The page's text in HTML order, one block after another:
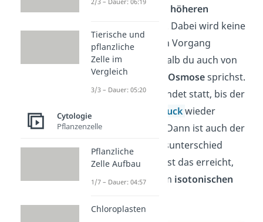
geringeren zur höheren
. Dabei wird keine
Energie für den Vorgang
benötigt, weshalb du auch von
einerpassiven Osmosesprichst.
Der Vorgang findet statt, bis der
osmotische Druckwieder
hergestellt ist. Dann ist auch der
Konzentrationsunterschied
ausgeglichen. Ist das erreicht,
sprichst du vom isotonischen
Tierische und
pflanzliche
Zelle im
Vergleich
3/3 – Dauer: 05:20
Cytologie
Pflanzenzelle
Pflanzliche
Zelle Aufbau
1/7 – Dauer: 04:57
Chloroplasten